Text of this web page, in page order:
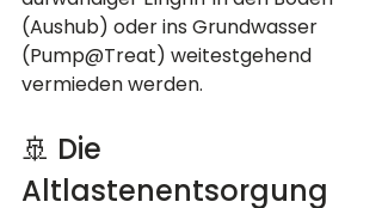
(Aushub) oder ins Grundwasser
(Pump@Treat) weitestgehend
vermieden werden.
🚢 Die
Altlastenentsorgung